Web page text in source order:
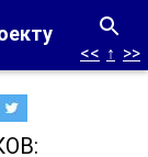
<< ↑ >>